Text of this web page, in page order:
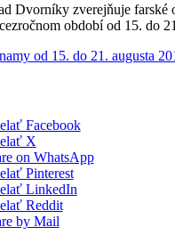
Dvorníky zverejňuje farské
období od 15. do
od 15. do 21. augusta
Facebook
X
on WhatsApp
Pinterest
LinkedIn
Reddit
by Mail